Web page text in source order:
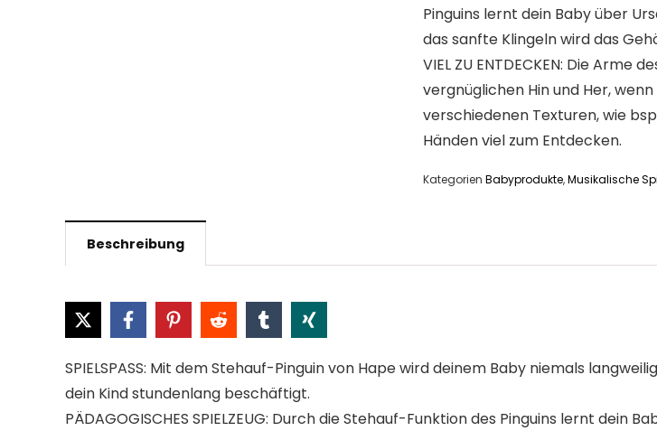
Pinguins lernt dein Baby über
das sanfte Klingeln wird das
VIEL ZU ENTDECKEN: Die Arme
vergnüglichen Hin und Her,
verschiedenen Texturen, wie
Händen viel zum Entdecken.
Kategorien Babyprodukte,Musikalische
Beschreibung
SPIELSPASS: Mit dem Stehauf-Pinguin von Hape wird deinem Baby niemals
dein Kind stundenlang beschäftigt.
PÄDAGOGISCHES SPIELZEUG: Durch die Stehauf-Funktion des Pinguins lernt dein